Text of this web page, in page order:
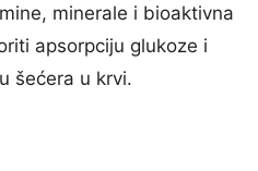
minerale i bioaktivna
apsorpciju glukoze i
šećera u krvi.